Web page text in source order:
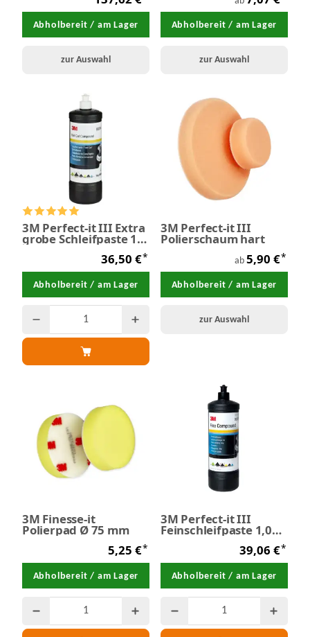
Abholbereit / am Lager
zur Auswahl
Abholbereit / am Lager
zur Auswahl
3M Perfect-it III Extra
grobe Schleifpaste 1,0
Liter
36,50 €*
Abholbereit / am Lager
3M Perfect-it III
Polierschaum hart
ab 5,90 €*
Abholbereit / am Lager
zur Auswahl
3M Finesse-it
Polierpad Ø 75 mm
5,25 €*
Abholbereit / am Lager
3M Perfect-it III
Feinschleifpaste 1,0
39,06 €*
Abholbereit / am Lager